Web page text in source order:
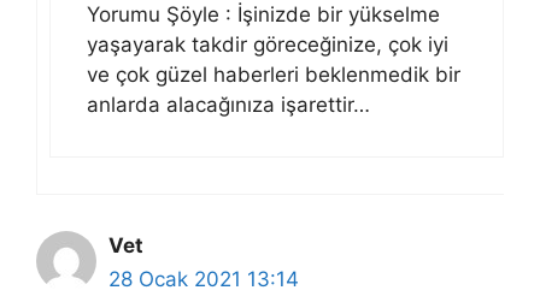
Yorumu Şöyle : İşinizde bir yükselme
yaşayarak takdir göreceğinize, çok iyi
ve çok güzel haberleri beklenmedik bir
anlarda alacağınıza işarettir…
Vet
28 Ocak 2021 13:14